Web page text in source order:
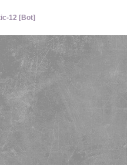
12 [Bot]